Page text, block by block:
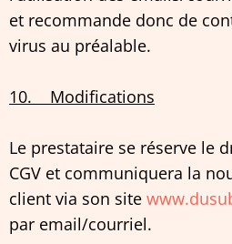
et recommande donc de
virus au préalable.
10. Modifications
Le prestataire se réserve le
CGV et communiquera la
client via son site
par email/courriel.